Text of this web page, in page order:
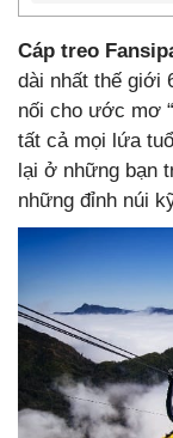
Cáp treo
dài nhất thế giới
nối cho ước mơ
tất cả mọi lứa
lại ở những bạn
những đỉnh núi